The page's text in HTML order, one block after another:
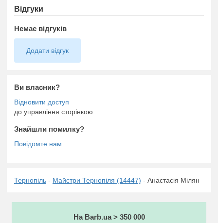
Відгуки
Немає відгуків
Додати відгук
Ви власник?
до управління сторінкою
Знайшли помилку?
Тернопіль - Майстри Тернопіля (14447) - Анастасія Мілян
На Barb.ua > 350 000